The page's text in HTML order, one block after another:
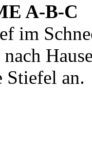
A-B-C
im
Stiefel an.